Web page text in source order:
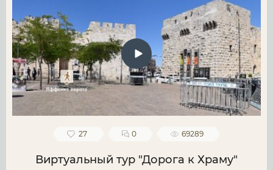
27 0 69289
Виртуальный тур "Дорога к Храму"